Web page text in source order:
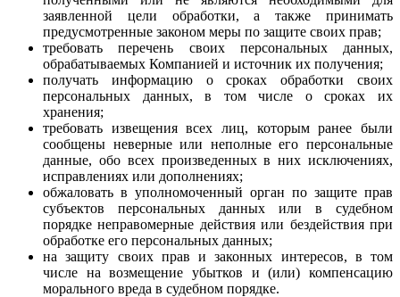
заявленной цели обработки, а также принимать
предусмотренные законом меры по защите своих прав;
требовать перечень своих персональных данных,
обрабатываемых Компанией и источник их получения;
получать информацию о сроках обработки своих
персональных данных, в том числе о сроках их
хранения;
требовать извещения всех лиц, которым ранее были
сообщены неверные или неполные его персональные
данные, обо всех произведенных в них исключениях,
исправлениях или дополнениях;
обжаловать в уполномоченный орган по защите прав
субъектов персональных данных или в судебном
порядке неправомерные действия или бездействия при
обработке его персональных данных;
на защиту своих прав и законных интересов, в том
числе на возмещение убытков и (или) компенсацию
морального вреда в судебном порядке.